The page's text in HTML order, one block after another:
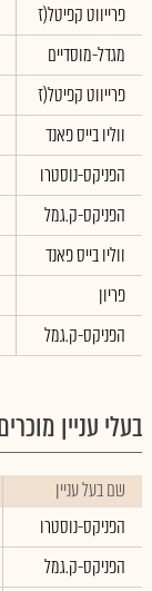
פרייווט קפיטל(ז
מגדל-מוסדיים
פרייווט קפיטל(ז
ווליו בייס פאנד
הפניקס-נוסטרו
הפניקס-ק.גמל
ווליו בייס פאנד
פריון
הפניקס-ק.גמל
בעלי עניין
שם בעל עניין
הפניקס-נוסטרו
הפניקס-ק.גמל